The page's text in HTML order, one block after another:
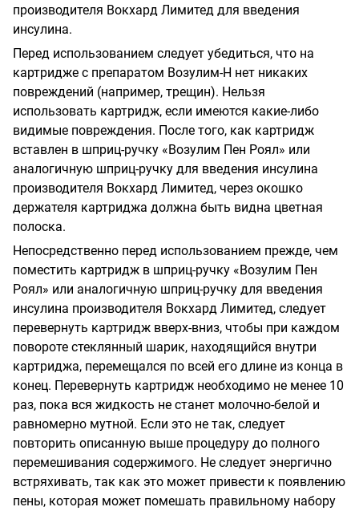
производителя Вокхард Лимитед для введения
инсулина.
Перед использованием следует убедиться, что на
картридже с препаратом Возулим-Н нет никаких
повреждений (например, трещин). Нельзя
использовать картридж, если имеются какие-либо
видимые повреждения. После того, как картридж
вставлен в шприц-ручку «Возулим Пен Роял» или
аналогичную шприц-ручку для введения инсулина
производителя Вокхард Лимитед, через окошко
держателя картриджа должна быть видна цветная
полоска.
Непосредственно перед использованием прежде, чем
поместить картридж в шприц-ручку «Возулим Пен
Роял» или аналогичную шприц-ручку для введения
инсулина производителя Вокхард Лимитед, следует
перевернуть картридж вверх-вниз, чтобы при каждом
повороте стеклянный шарик, находящийся внутри
картриджа, перемещался по всей его длине из конца в
конец. Перевернуть картридж необходимо не менее 10
раз, пока вся жидкость не станет молочно-белой и
равномерно мутной. Если это не так, следует
повторить описанную выше процедуру до полного
перемешивания содержимого. Не следует энергично
встряхивать, так как это может привести к появлению
пены, которая может помешать правильному набору